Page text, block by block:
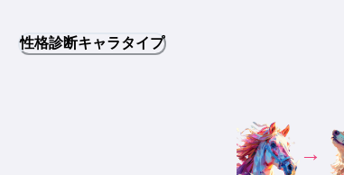
性格診断キャラタイプ
→